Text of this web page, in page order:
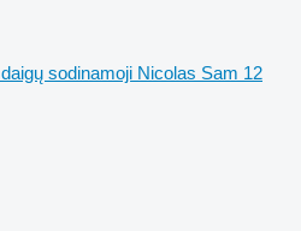
daigų sodinamoji Nicolas Sam 12